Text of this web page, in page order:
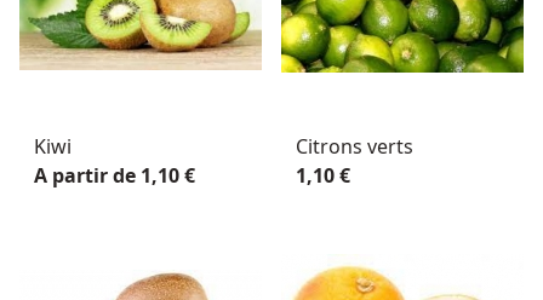
Kiwi
A partir de 1,10 €
Citrons verts
1,10 €